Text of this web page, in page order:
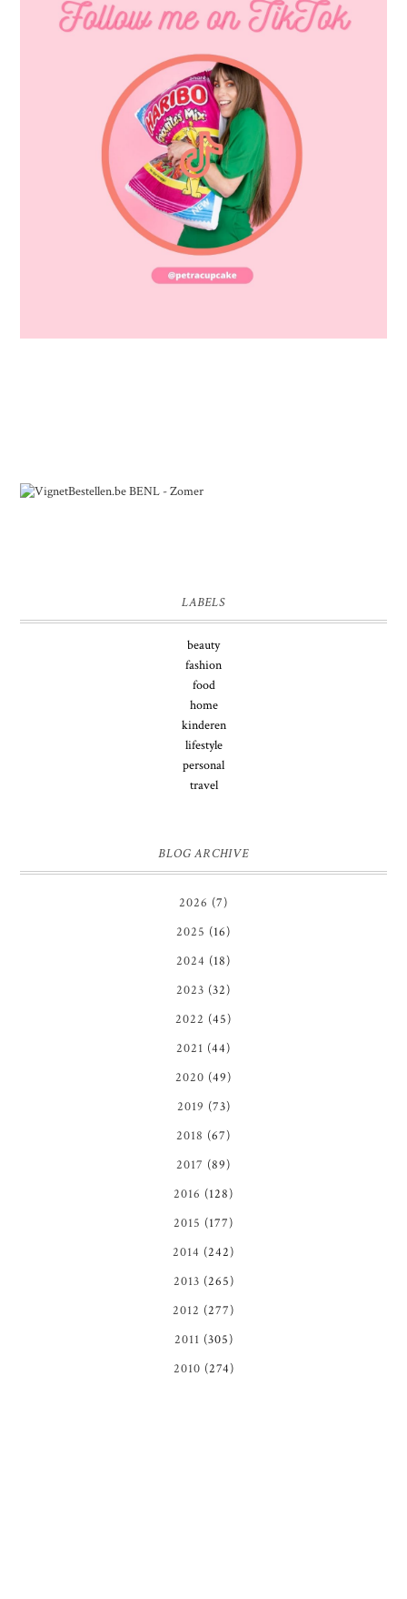
LABELS
beauty
fashion
food
home
kinderen
lifestyle
personal
travel
BLOG ARCHIVE
2026 (7)
2025 (16)
2024 (18)
2023 (32)
2022 (45)
2021 (44)
2020 (49)
2019 (73)
2018 (67)
2017 (89)
2016 (128)
2015 (177)
2014 (242)
2013 (265)
2012 (277)
2011 (305)
2010 (274)